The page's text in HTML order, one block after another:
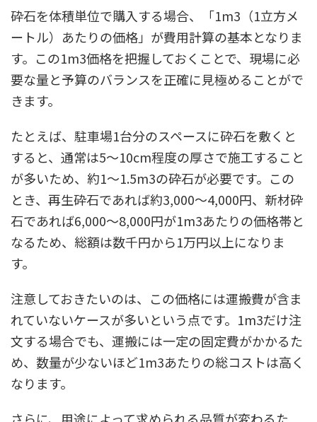
砕石を体積単位で購入する場合、「1m3（1立方メ
ートル）あたりの価格」が費用計算の基本となりま
す。この1m3価格を把握しておくことで、現場に必
要な量と予算のバランスを正確に見極めることがで
きます。
たとえば、駐車場1台分のスペースに砕石を敷くと
すると、通常は5〜10cm程度の厚さで施工すること
が多いため、約1〜1.5m3の砕石が必要です。この
とき、再生砕石であれば約3,000〜4,000円、新材砕
石であれば6,000〜8,000円が1m3あたりの価格帯と
なるため、総額は数千円から1万円以上になりま
す。
注意しておきたいのは、この価格には運搬費が含ま
れていないケースが多いという点です。1m3だけ注
文する場合でも、運搬には一定の固定費がかかるた
め、数量が少ないほど1m3あたりの総コストは高く
なります。
さらに、用途によって求められる品質が変わるた